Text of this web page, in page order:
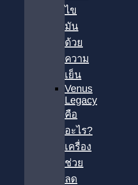
ไข
มัน
ด้วย
ความ
เย็น
Venus
Legacy
คือ
อะไร?
เครื่อง
ช่วย
ลด